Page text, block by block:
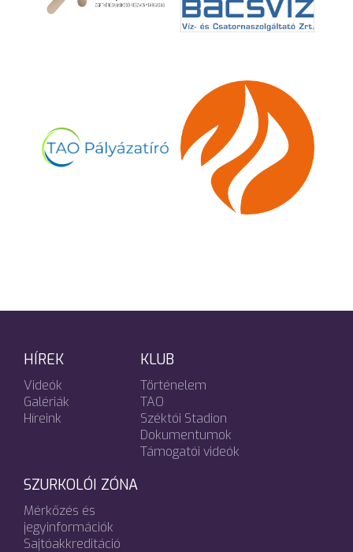
HÍREK
Videók
Galériák
Híreink
KLUB
Történelem
TAO
Széktói Stadion
Dokumentumok
Támogatói videók
SZURKOLÓI ZÓNA
Mérkőzés és
jegyinformációk
Sajtóakkreditáció